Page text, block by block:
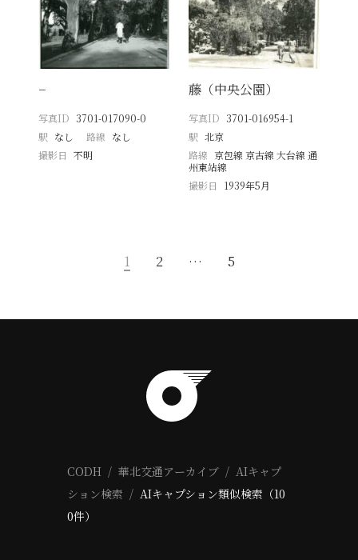
−
写真ID 3701-017090-0
駅 なし 路線 なし
撮影日
不明
藤（中央公園）
写真ID 3701-016954-1
駅 北京
路線 京包線 京古線 大台線 通
州東站線
撮影日
1939年5月
1 2 … 5
CODH 華北交通アーカイブ
AIキャプ
ション検索
AIキャプション類似検索（10
0件）